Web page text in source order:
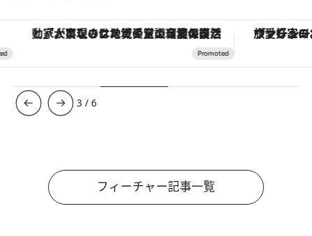
「大事なのは地域の意識を変えること」。ロレックス賞受賞の自然保護活動家が実現させたナイジェリアの自然環境の復活 ヴァシュロン・コンスタンタ
3 /6
フィーチャー記事一覧